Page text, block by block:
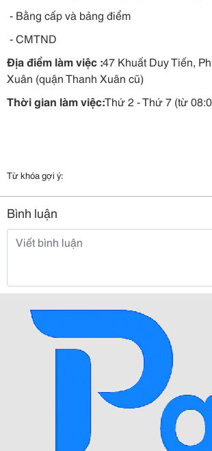
- Bằng cấp và bảng điểm
- CMTND
Địa điểm làm việc :47 Khuất Duy Tiến,
Xuân (quận Thanh Xuân cũ)
Thời gian làm việc:Thứ 2 - Thứ 7 (từ
Từ khóa gợi ý:
Bình luận